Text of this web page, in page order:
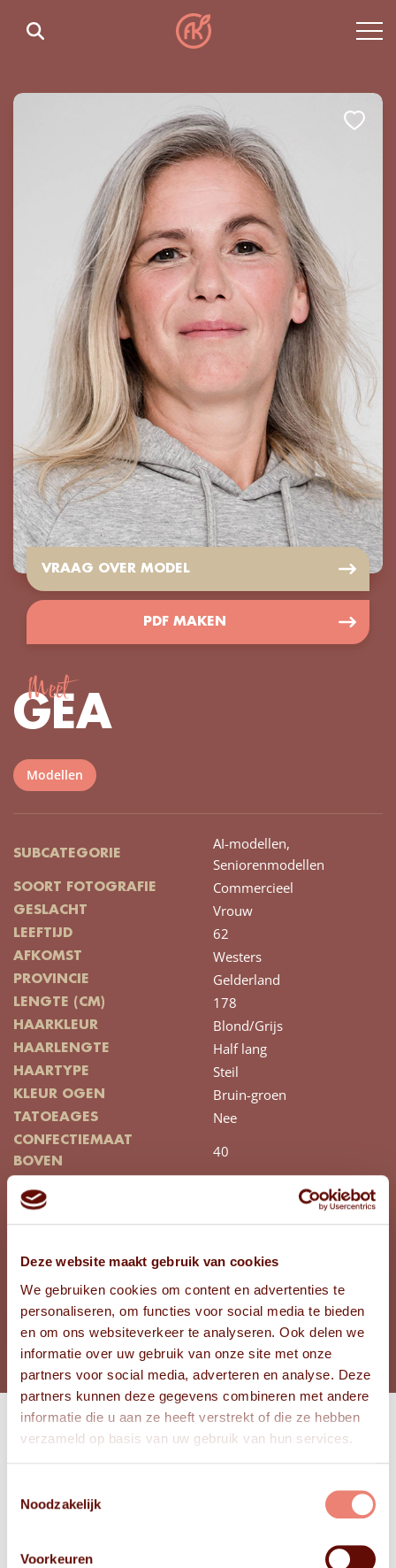
Deze website maakt gebruik van cookies
We gebruiken cookies om content en advertenties te
personaliseren, om functies voor social media te bieden
en om ons websiteverkeer te analyseren. Ook delen we
informatie over uw gebruik van onze site met onze
partners voor social media, adverteren en analyse. Deze
partners kunnen deze gegevens combineren met andere
informatie die u aan ze heeft verstrekt of die ze hebben
verzameld op basis van uw gebruik van hun services.
Noodzakelijk
Voorkeuren
VRAAG OVER MODEL
PDF MAKEN
Meet
GEA
Modellen
SUBCATEGORIE
AI-modellen,
Seniorenmodellen
SOORT FOTOGRAFIE Commercieel
GESLACHT Vrouw
LEEFTIJD 62
AFKOMST Westers
PROVINCIE Gelderland
LENGTE (CM) 178
HAARKLEUR Blond/Grijs
HAARLENGTE Half lang
HAARTYPE Steil
KLEUR OGEN Bruin-groen
TATOEAGES Nee
CONFECTIEMAAT
BOVEN
40
ONDER
SCHOENMAAT 40
BEKIJK FOTO'S